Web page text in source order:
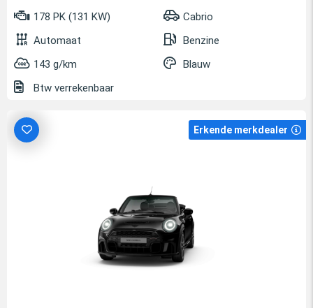
178 PK (131 KW)
Cabrio
Automaat
Benzine
143 g/km
Blauw
Btw verrekenbaar
Erkende merkdealer